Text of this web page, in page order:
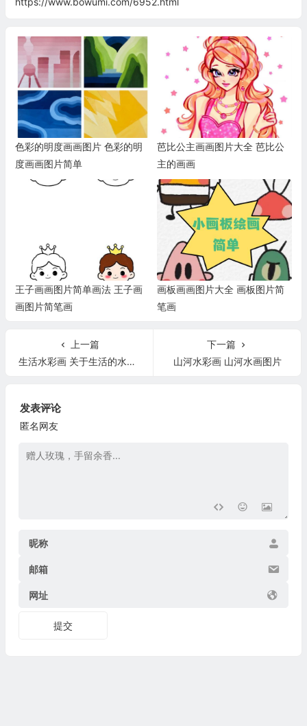
色彩的明度画画图片 色彩的明
度画画图片简单
芭比公主画画图片大全 芭比公
主的画画
王子画画图片简单画法 王子画
画图片简笔画
画板画画图片大全 画板图片简
笔画
上一篇
生活水彩画 关于生活的水彩画是用什么画的
下一篇
山河水彩画 山河水画图片
发表评论
匿名网友
昵称
邮箱
网址
提交